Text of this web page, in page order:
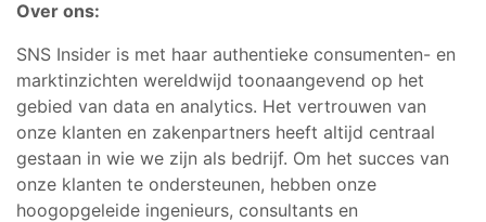
Over ons:
SNS Insider is met haar authentieke consumenten- en
marktinzichten wereldwijd toonaangevend op het
gebied van data en analytics. Het vertrouwen van
onze klanten en zakenpartners heeft altijd centraal
gestaan in wie we zijn als bedrijf. Om het succes van
onze klanten te ondersteunen, hebben onze
hoogopgeleide ingenieurs, consultants en